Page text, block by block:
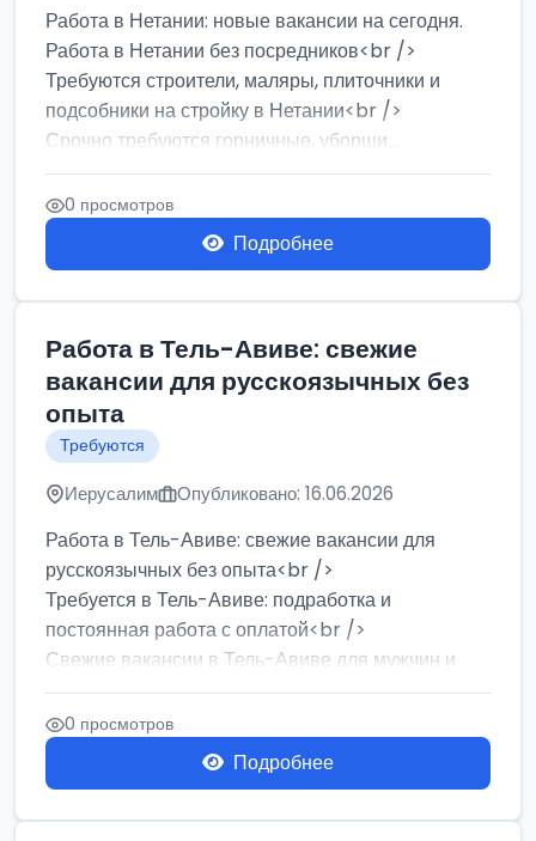
Работа в Нетании: новые вакансии на сегодня.
Работа в Нетании без посредников<br />
Требуются строители, маляры, плиточники и
подсобники на стройку в Нетании<br />
Срочно требуются горничные, уборщи...
0 просмотров
Подробнее
Работа в Тель-Авиве: свежие
вакансии для русскоязычных без
опыта
Требуются
Иерусалим Опубликовано: 16.06.2026
Работа в Тель-Авиве: свежие вакансии для
русскоязычных без опыта<br />
Требуется в Тель-Авиве: подработка и
постоянная работа с оплатой<br />
Свежие вакансии в Тель-Авиве для мужчин и
женщин от хозя...
0 просмотров
Подробнее